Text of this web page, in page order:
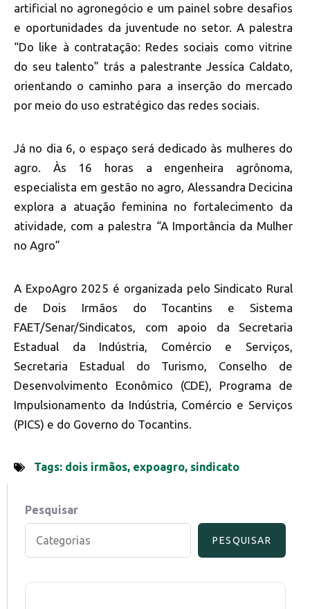
artificial no agronegócio e um painel sobre desafios
e oportunidades da juventude no setor. A palestra
“Do like à contratação: Redes sociais como vitrine
do seu talento” trás a palestrante Jessíca Caldato,
orientando o caminho para a inserção do mercado
por meio do uso estratégico das redes sociais.
Já no dia 6, o espaço será dedicado às mulheres do
agro. Às 16 horas a engenheira agrônoma,
especialista em gestão no agro, Alessandra Decicina
explora a atuação feminina no fortalecimento da
atividade, com a palestra “A Importância da Mulher
no Agro”
A ExpoAgro 2025 é organizada pelo Sindicato Rural
de Dois Irmãos do Tocantins e Sistema
FAET/Senar/Sindicatos, com apoio da Secretaria
Estadual da Indústria, Comércio e Serviços,
Secretaria Estadual do Turismo, Conselho de
Desenvolvimento Econômico (CDE), Programa de
Impulsionamento da Indústria, Comércio e Serviços
(PICS) e do Governo do Tocantins.
Tags: dois irmãos, expoagro, sindicato
Pesquisar
PESQUISAR